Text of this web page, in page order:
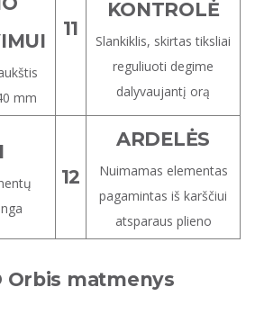
mm
11
KONTROLĖ
Slankiklis, skirtas tiksliai
reguliuoti degime
dalyvaujantį orą
12
ARDELĖS
Nuimamas elementas
pagamintas iš karščiui
atsparaus plieno
Orbis matmenys